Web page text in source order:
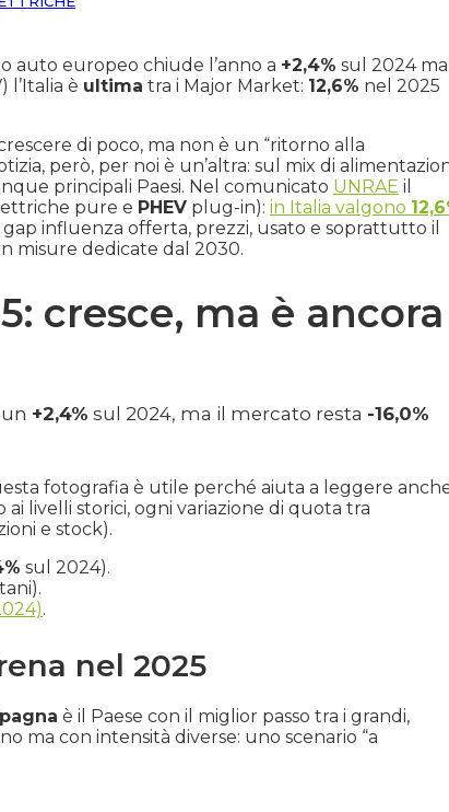
auto europeo chiude l’anno a +2,4% sul 2024 ma
l’Italia è ultima tra i Major Market: 12,6% nel 2025
di poco, ma non è un “ritorno alla
però, per noi è un’altra: sul mix di
principali Paesi. Nel comunicato UNRAE il
pure e PHEV plug-in): in Italia valgono
gap influenza offerta, prezzi, usato e soprattutto il
misure dedicate dal 2030.
cresce, ma è ancora
+2,4% sul 2024, ma il mercato resta -16,0%
fotografia è utile perché aiuta a leggere
livelli storici, ogni variazione di quota tra
e stock).
sul 2024).
.
nel 2025
è il Paese con il miglior passo tra i grandi,
ma con intensità diverse: uno scenario “a